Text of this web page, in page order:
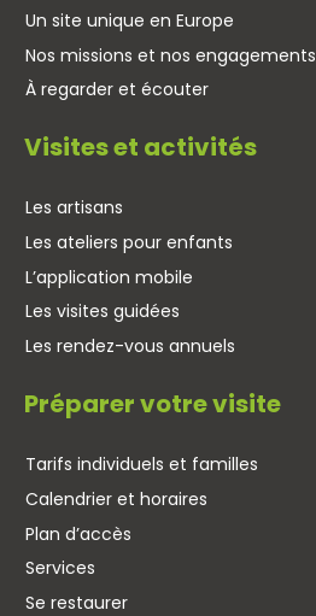
Un site unique en Europe
Nos missions et nos engagements
À regarder et écouter
Visites et activités
Les artisans
Les ateliers pour enfants
L’application mobile
Les visites guidées
Les rendez-vous annuels
Préparer votre visite
Tarifs individuels et familles
Calendrier et horaires
Plan d’accès
Services
Se restaurer